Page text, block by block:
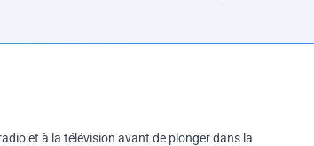
et à la télévision avant de plonger dans la